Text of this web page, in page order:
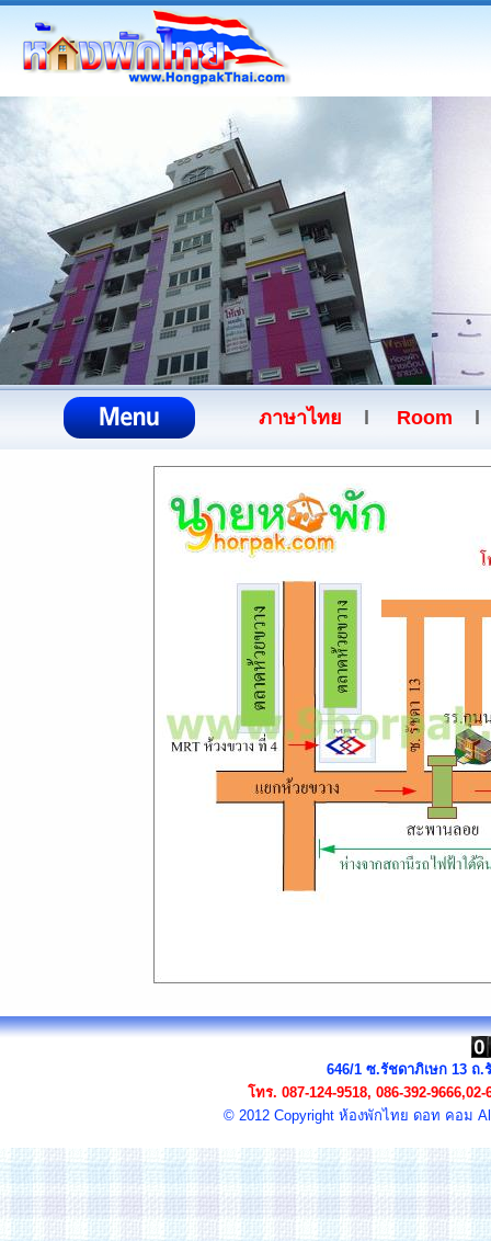
ภาษาไทย Room
646/1 ซ.รัชดาภิเษก 13 ถ
โทร. 087-124-9518, 086-392-
© 2012 Copyright ห้องพักไทย ดอท คอม